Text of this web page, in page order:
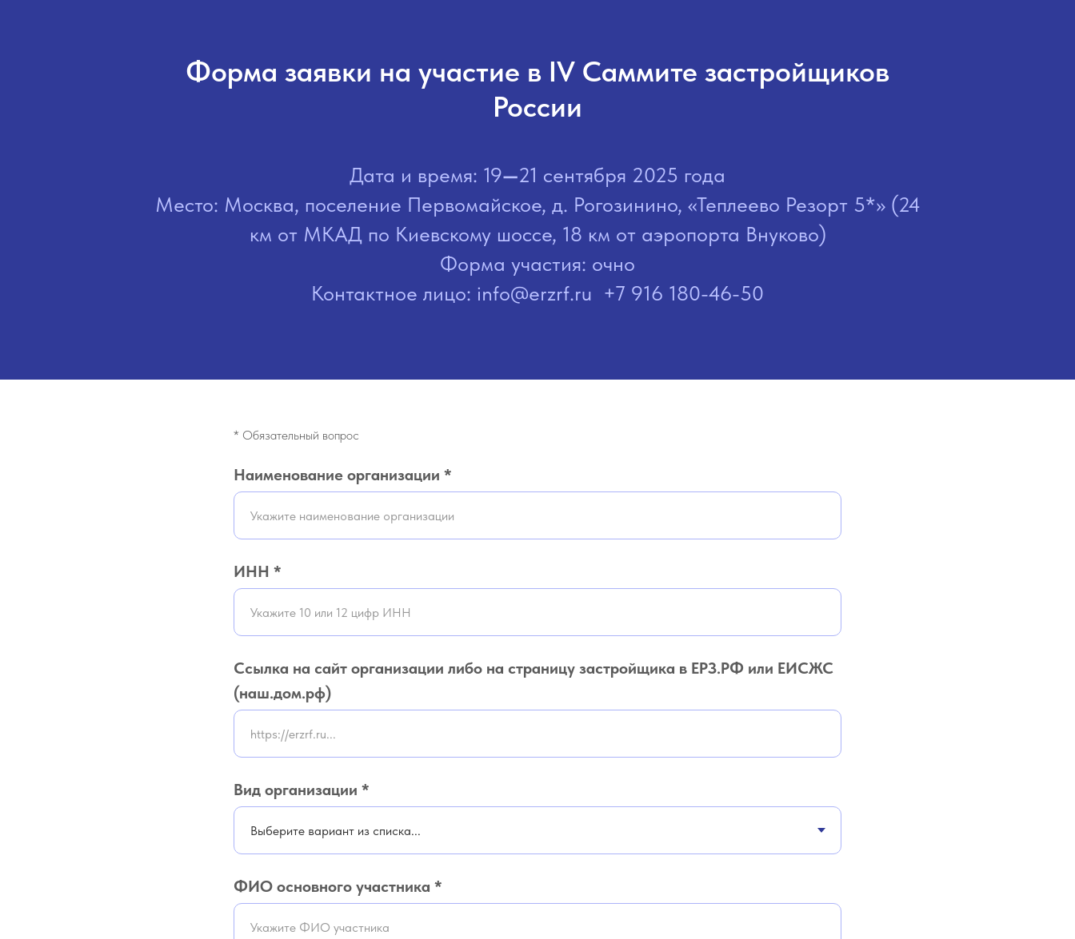
Форма заявки на участие в IV Саммите застройщиков
России
Дата и время: 19—21 сентября 2025 года
Место: Москва, поселение Первомайское, д. Рогозинино, «Теплеево Резорт 5*» (24
км от МКАД по Киевскому шоссе, 18 км от аэропорта Внуково)
Форма участия: очно
Контактное лицо: info@erzrf.ru +7 916 180-46-50
* Обязательный вопрос
Наименование организации *
ИНН *
Ссылка на сайт организации либо на страницу застройщика в ЕРЗ.РФ или ЕИСЖС
(наш.дом.рф)
Вид организации *
ФИО основного участника *